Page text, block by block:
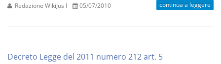
Redazione WikiJus I 05/07/2010 continua a leggere
Decreto Legge del 2011 numero 212 art. 5